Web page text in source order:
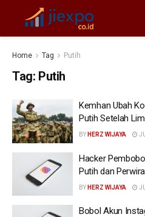
Home Tag Putih
Tag: Putih
Kemhan Ubah
Putih Setelah
BY HERZ WIJAYA
Hacker
Putih dan
BY HERZ WIJAYA
Bobol Akun